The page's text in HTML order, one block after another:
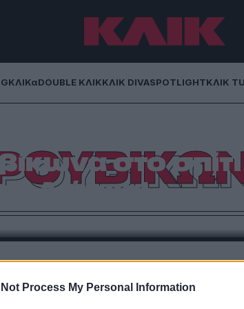
Not Process My Personal Information
ΚΛΙΚαDOUBLE ΚΛΙΚΚΛΙΚ DIVASPOTLIGHTΚΛΙΚ
στο σπίτι
Λιάγκα!
πάνελ της μεσημεριανής εκπομπής του στον